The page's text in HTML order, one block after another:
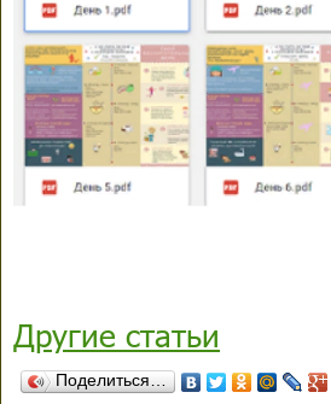
Другие статьи
Поделиться…